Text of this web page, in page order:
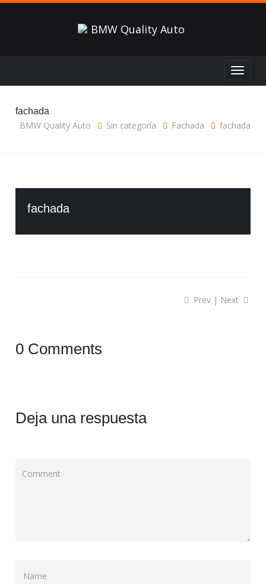
Toggle
fachada
BMW Quality Auto Sin categoría Fachada fachada
fachada
Prev| Next
0 Comments
Deja una respuesta